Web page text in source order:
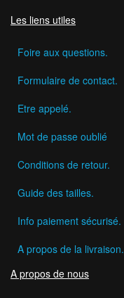
Les liens utiles
Foire aux questions.
Formulaire de contact.
Etre appelé.
Mot de passe oublié
Conditions de retour.
Guide des tailles.
Info paiement sécurisé.
A propos de la livraison.
A propos de nous